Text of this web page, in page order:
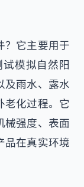
？它主要用于
模拟自然阳
及雨水、露水
老化过程。它
械强度、表面
品在真实环境